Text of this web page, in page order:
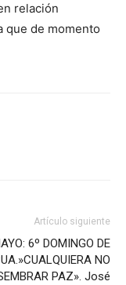
relación
que de momento
Artículo siguiente
6º DOMINGO DE
NO
PAZ». José